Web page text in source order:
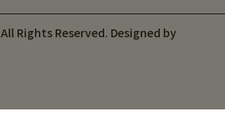
All Rights Reserved. Designed by